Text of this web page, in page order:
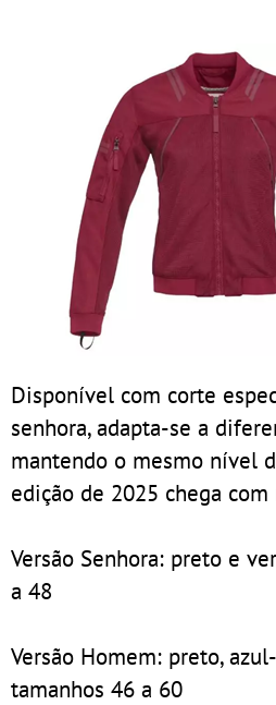
Disponível com corte
senhora, adapta-se a
mantendo o mesmo nível
edição de 2025 chega com
Versão Senhora: preto e
a 48
Versão Homem: preto,
tamanhos 46 a 60